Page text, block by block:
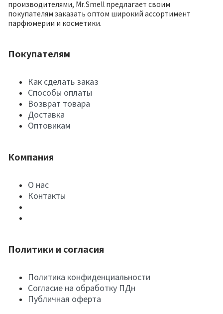
производителями, Mr.Smell предлагает своим
покупателям заказать оптом широкий ассортимент
парфюмерии и косметики.
Покупателям
Как сделать заказ
Способы оплаты
Возврат товара
Доставка
Оптовикам
Компания
О нас
Контакты
Политики и согласия
Политика конфиденциальности
Согласие на обработку ПДн
Публичная оферта